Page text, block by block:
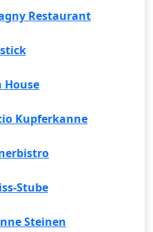
Restaurant
House
Kupferkanne
Stube
Steinen